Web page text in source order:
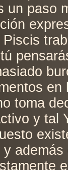
un paso
Piscis
en
toma
y tal
y